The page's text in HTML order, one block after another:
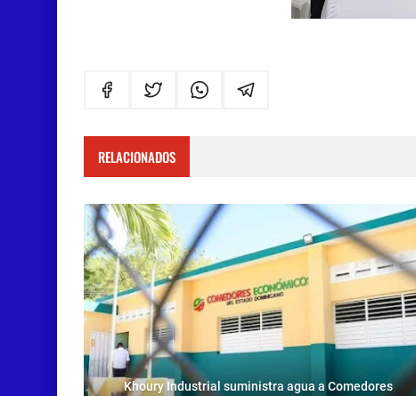
RELACIONADOS
Khoury Industrial suministra agua a Comedores